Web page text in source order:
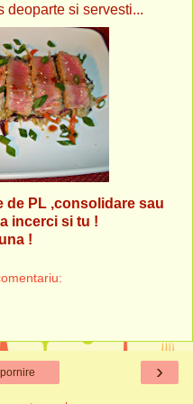
deoparte si servesti...
de PL ,consolidare sau
incerci si tu !
!
›